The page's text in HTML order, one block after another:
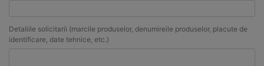
Detaliile solicitarii (marcile produselor, denumireile produselor, placute de
identificare, date tehnice, etc.)